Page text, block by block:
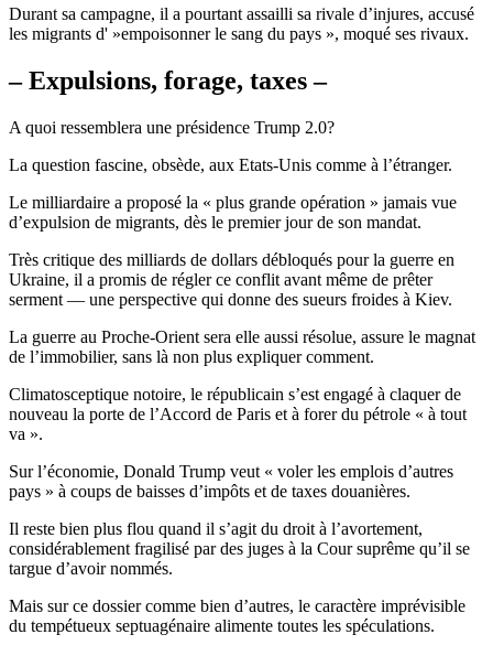
Durant sa campagne, il a pourtant assailli sa rivale d’injures, accusé
les migrants d' »empoisonner le sang du pays », moqué ses rivaux.
– Expulsions, forage, taxes –
A quoi ressemblera une présidence Trump 2.0?
La question fascine, obsède, aux Etats-Unis comme à l’étranger.
Le milliardaire a proposé la « plus grande opération » jamais vue
d’expulsion de migrants, dès le premier jour de son mandat.
Très critique des milliards de dollars débloqués pour la guerre en
Ukraine, il a promis de régler ce conflit avant même de prêter
serment — une perspective qui donne des sueurs froides à Kiev.
La guerre au Proche-Orient sera elle aussi résolue, assure le magnat
de l’immobilier, sans là non plus expliquer comment.
Climatosceptique notoire, le républicain s’est engagé à claquer de
nouveau la porte de l’Accord de Paris et à forer du pétrole « à tout
va ».
Sur l’économie, Donald Trump veut « voler les emplois d’autres
pays » à coups de baisses d’impôts et de taxes douanières.
Il reste bien plus flou quand il s’agit du droit à l’avortement,
considérablement fragilisé par des juges à la Cour suprême qu’il se
targue d’avoir nommés.
Mais sur ce dossier comme bien d’autres, le caractère imprévisible
du tempétueux septuagénaire alimente toutes les spéculations.